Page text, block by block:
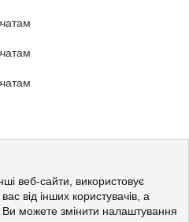
веб-сайти, використовує
від інших користувачів, а
можете змінити налаштування